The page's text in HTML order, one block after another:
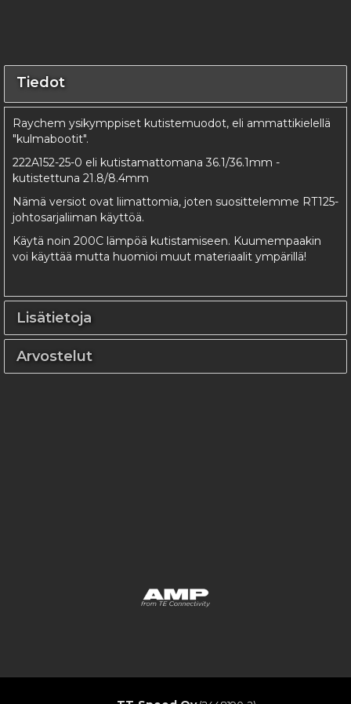
Tiedot
Raychem ysikymppiset kutistemuodot, eli ammattikielellä
"kulmabootit".
222A152-25-0 eli kutistamattomana 36.1/36.1mm -
kutistettuna 21.8/8.4mm
Nämä versiot ovat liimattomia, joten suosittelemme RT125-
johtosarjaliiman käyttöä.
Käytä noin 200C lämpöä kutistamiseen. Kuumempaakin
voi käyttää mutta huomioi muut materiaalit ympärillä!
Lisätietoja
Arvostelut